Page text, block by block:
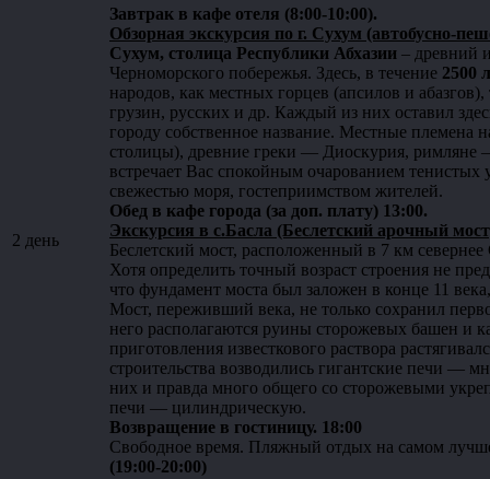
2 день
Завтрак в кафе отеля (8:00-10:00).
Обзорная экскурсия по г. Сухум (автобусно-
Сухум, столица Республики Абхазии – древний
Черноморского побережья. Здесь, в течение 2500
народов, как местных горцев (апсилов и
грузин, русских и др. Каждый из них оставил
городу собственное название. Местные племена
столицы), древние греки — Диоскурия,
встречает Вас спокойным очарованием
свежестью моря, гостеприимством жителей.
Обед в кафе города (за доп. плату) 13:00.
Экскурсия в c.Басла (Беслетский арочный
Беслетский мост, расположенный в 7 км
Хотя определить точный возраст строения не
что фундамент моста был заложен в конце 11
Мост, переживший века, не только сохранил
него располагаются руины сторожевых башен и
приготовления известкового раствора
строительства возводились гигантские печи —
них и правда много общего со сторожевыми
печи — цилиндрическую.
Возвращение в гостиницу. 18:00
Свободное время. Пляжный отдых на самом
(19:00-20:00)